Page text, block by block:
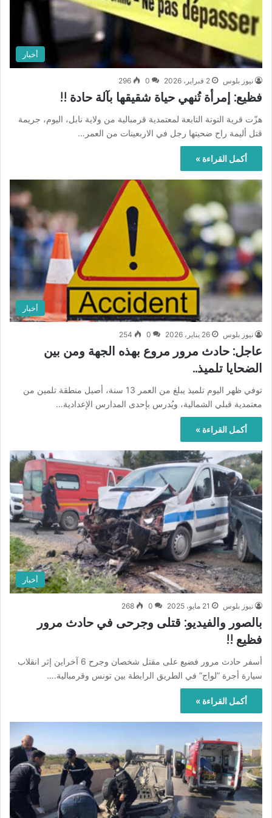
أخبار
نيوز بلوس 2 فبراير، 2026 0
296
فظيع: إمرأة تُنهي حياة شقيقها بآلة حادة !!
هزّت قرية التوتة التابعة لمعتمدية قرمبالية من ولاية نابل، اليوم، جريمة
قتل أليمة راح ضحيتها رجل في الاربعينات من العمر…
أكمل القراءة »
أخبار
نيوز بلوس 26 يناير، 2026 0
254
عاجل: حادث مرور مروع بهذه الجهة ومن بين
الضحايا تلميذ..
توفي ظهر اليوم تلميذ يبلغ من العمر 13 سنة، أصيل منطقة تلمين من
معتمدية قبلي الشمالية، ويُدرس بإحدى المدارس الإعدادية…
أكمل القراءة »
أخبار
نيوز بلوس 21 مايو، 2025 0
268
بالصور والفيديو: قتلى وجرحى في حادث مرور
فظيع !!
أسفر حادث مرور فضيع على مقتل شخصان وجرح 6 آخراين إثر انقلاب
سيارة أجرة ”لواج” في الطريق الرابطة بين تونس وقرمبالية.…
أكمل القراءة »